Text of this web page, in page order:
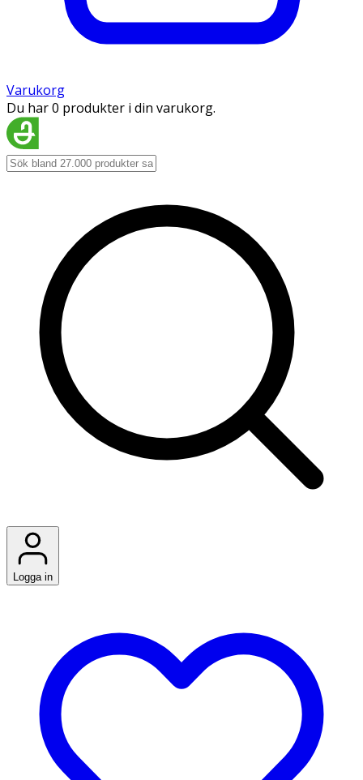
Varukorg
Du har 0 produkter i din varukorg.
Logga in